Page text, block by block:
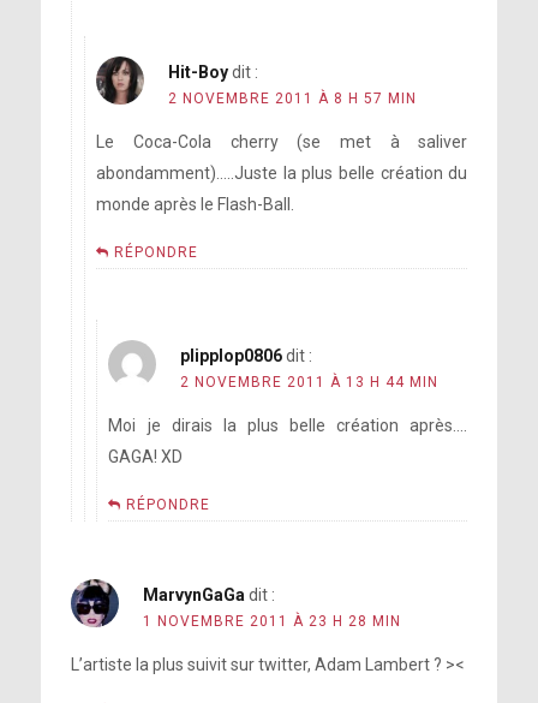
Hit-Boydit :
2 NOVEMBRE 2011 À 8 H 57 MIN
Le Coca-Cola cherry (se met à saliver
abondamment)…..Juste la plus belle création du
monde après le Flash-Ball.
RÉPONDRE
plipplop0806 dit :
2 NOVEMBRE 2011 À 13 H 44 MIN
Moi je dirais la plus belle création après….
GAGA! XD
RÉPONDRE
MarvynGaGa dit :
1 NOVEMBRE 2011 À 23 H 28 MIN
L’artiste la plus suivit sur twitter, Adam Lambert ? ><